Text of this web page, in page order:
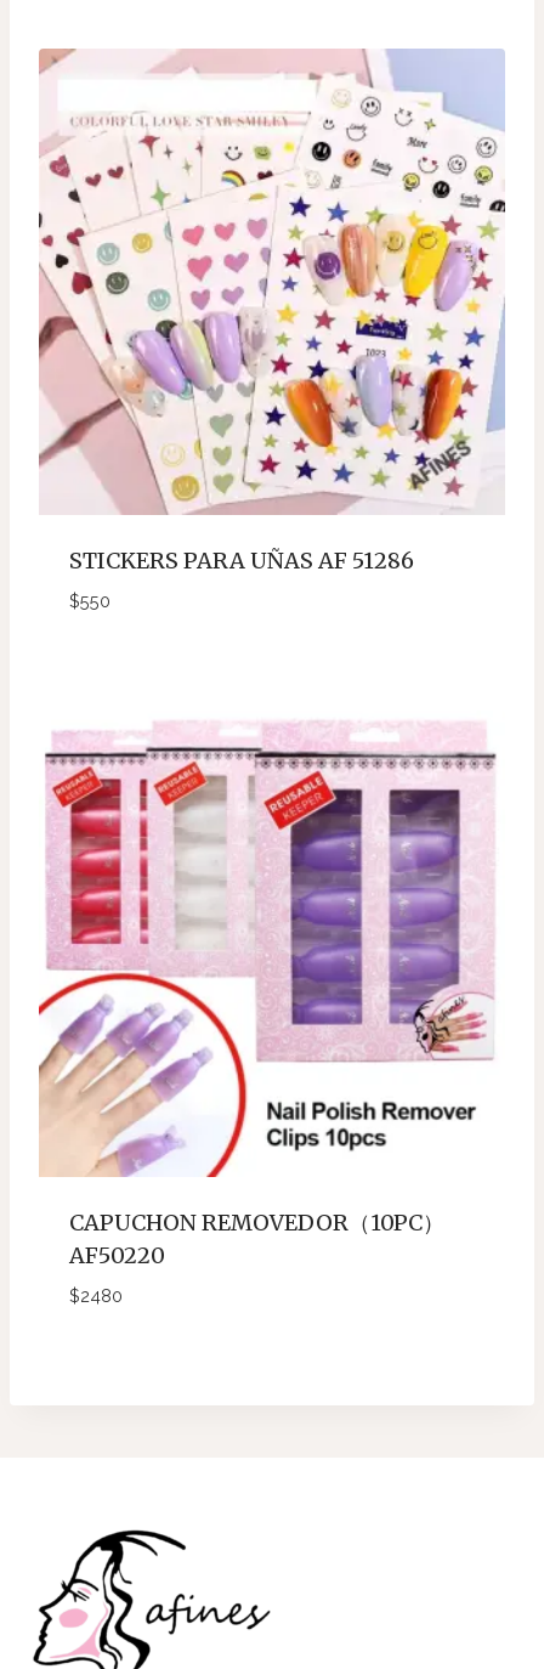
STICKERS PARA UÑAS AF 51286
$550
CAPUCHON REMOVEDOR（10PC）
AF50220
$2480